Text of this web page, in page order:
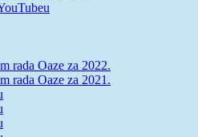
rada Oaze za 2022.
rada Oaze za 2021.